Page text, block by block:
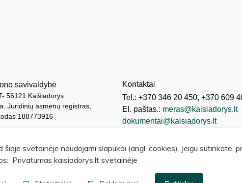
savivaldybė
56121 Kaišiadorys
Juridinių asmenų registras,
188773916
Kontaktai
Tel.: +370 346 20 450, +370 609
El. paštas.: meras@kaisiadorys.lt
dokumentai@kaisiadorys.lt
© 2026 Kaišiadorių rajono savivaldybė
šioje svetainėje naudojami slapukai (angl. cookies). Jeigu sutinkate,
Privatumas kaisiadorys.lt svetainėje